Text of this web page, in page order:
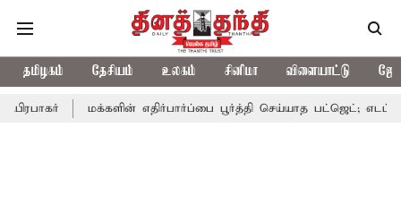
தமிழகம் தேசியம் உலகம் சினிமா விளையாட்டு
மக்களின் எதிர்பார்ப்பை பூர்த்தி செய்யாத பட்ஜெட்; எடப்பாடி